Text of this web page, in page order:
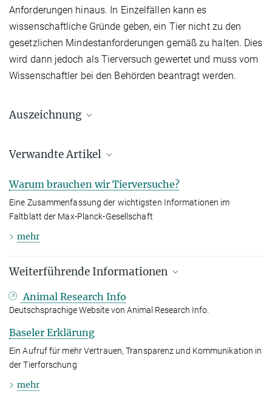
Anforderungen hinaus. In Einzelfällen kann es
wissenschaftliche Gründe geben, ein Tier nicht zu den
gesetzlichen Mindestanforderungen gemäß zu halten. Dies
wird dann jedoch als Tierversuch gewertet und muss vom
Wissenschaftler bei den Behörden beantragt werden.
Auszeichnung
Verwandte Artikel
17. DEZEMBER 2025
Der Wissenschaftler hat eine Methode entwickelt, mit der sich die
Zahl von Versuchstieren in der Forschung verringern lässt
mehr
Max-Planck-Gesellschaft verabschiedet
Warum brauchen wir Tierversuche?
Eine Zusammenfassung der wichtigsten Informationen im
Faltblatt der Max-Planck-Gesellschaft
mehr
Weiterführende Informationen
Tierversuche verstehen
Pro-Test Deutschland
Animal Research Info
Deutschsprachige Website von Animal Research Info.
Baseler Erklärung
Ein Aufruf für mehr Vertrauen, Transparenz und Kommunikation in
der Tierforschung
mehr